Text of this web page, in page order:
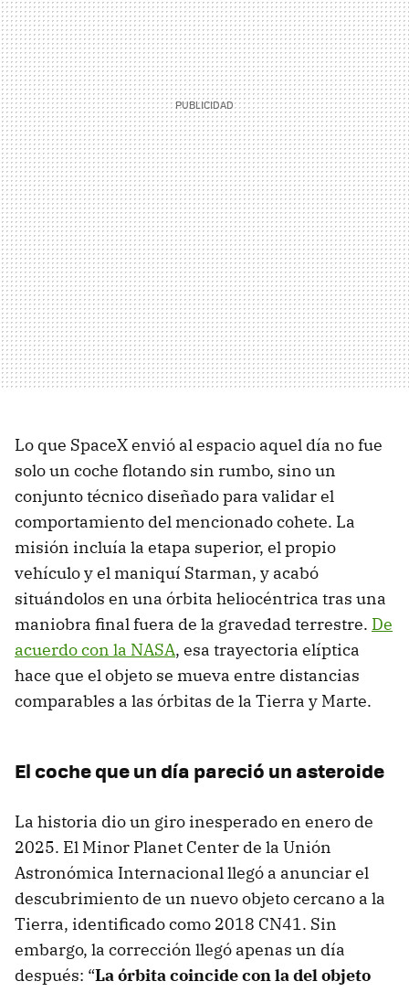
Lo que SpaceX envió al espacio aquel día no fue
solo un coche flotando sin rumbo, sino un
conjunto técnico diseñado para validar el
comportamiento del mencionado cohete. La
misión incluía la etapa superior, el propio
vehículo y el maniquí Starman, y acabó
situándolos en una órbita heliocéntrica tras una
maniobra final fuera de la gravedad terrestre. De
acuerdo con la NASA, esa trayectoria elíptica
hace que el objeto se mueva entre distancias
comparables a las órbitas de la Tierra y Marte.
El coche que un día pareció un asteroide
La historia dio un giro inesperado en enero de
2025. El Minor Planet Center de la Unión
Astronómica Internacional llegó a anunciar el
descubrimiento de un nuevo objeto cercano a la
Tierra, identificado como 2018 CN41. Sin
embargo, la corrección llegó apenas un día
después: “La órbita coincide con la del objeto